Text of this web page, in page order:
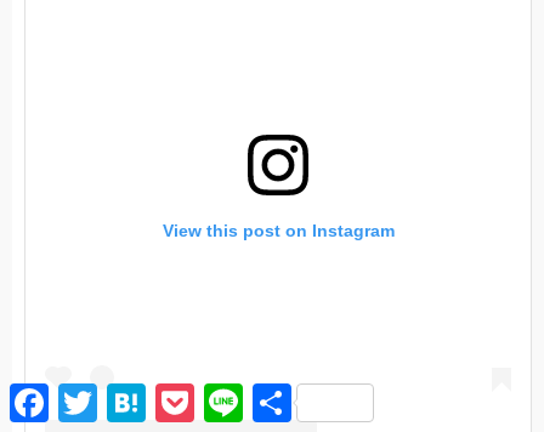
View this post on Instagram
F
T
H
P
L
共
有